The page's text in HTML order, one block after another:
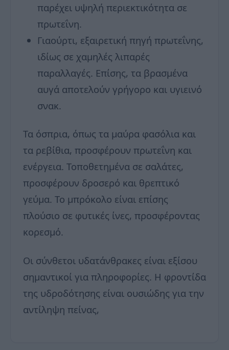
παρέχει υψηλή περιεκτικότητα σε
πρωτεΐνη.
Γιαούρτι, εξαιρετική πηγή πρωτεΐνης,
ιδίως σε χαμηλές λιπαρές
παραλλαγές. Επίσης, τα βρασμένα
αυγά αποτελούν γρήγορο και υγιεινό
σνακ.
Τα όσπρια, όπως τα μαύρα φασόλια και
τα ρεβίθια, προσφέρουν πρωτεΐνη και
ενέργεια. Τοποθετημένα σε σαλάτες,
προσφέρουν δροσερό και θρεπτικό
γεύμα. Το μπρόκολο είναι επίσης
πλούσιο σε φυτικές ίνες, προσφέροντας
κορεσμό.
Οι σύνθετοι υδατάνθρακες είναι εξίσου
σημαντικοί για πληροφορίες. Η φροντίδα
της υδροδότησης είναι ουσιώδης για την
αντίληψη πείνας,